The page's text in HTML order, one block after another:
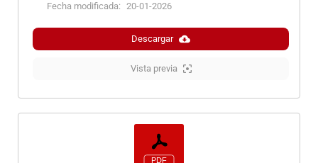
Fecha modificada: 20-01-2026
Descargar
Vista previa